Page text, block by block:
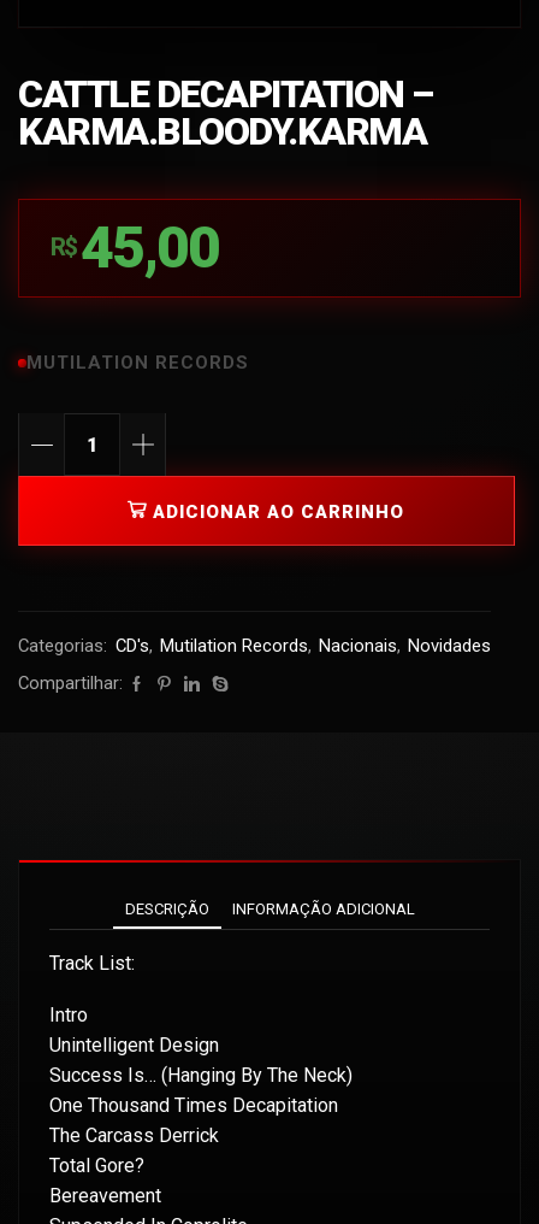
CATTLE DECAPITATION –
KARMA.BLOODY.KARMA
R$ 45,00
MUTILATION RECORDS
ADICIONAR AO CARRINHO
Categorias: CD's, Mutilation Records, Nacionais, Novidades
Compartilhar:
DESCRIÇÃO INFORMAÇÃO ADICIONAL
Track List:
Intro
Unintelligent Design
Success Is… (Hanging By The Neck)
One Thousand Times Decapitation
The Carcass Derrick
Total Gore?
Bereavement